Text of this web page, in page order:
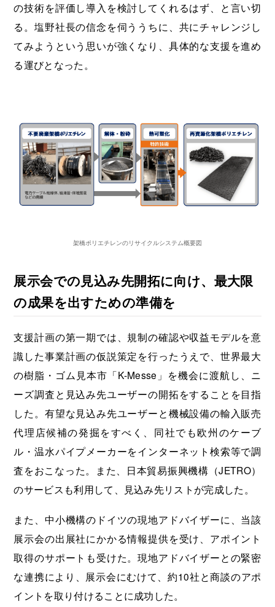
の技術を評価し導入を検討してくれるはず、と言い切
る。塩野社長の信念を伺ううちに、共にチャレンジし
てみようという思いが強くなり、具体的な支援を進め
る運びとなった。
架橋ポリエチレンのリサイクルシステム概要図
展示会での見込み先開拓に向け、最大限
の成果を出すための準備を
支援計画の第一期では、規制の確認や収益モデルを意
識した事業計画の仮説策定を行ったうえで、世界最大
の樹脂・ゴム見本市「K-Messe」を機会に渡航し、ニ
ーズ調査と見込み先ユーザーの開拓をすることを目指
した。有望な見込み先ユーザーと機械設備の輸入販売
代理店候補の発掘をすべく、同社でも欧州のケーブ
ル・温水パイプメーカーをインターネット検索等で調
査をおこなった。また、日本貿易振興機構（JETRO）
のサービスも利用して、見込み先リストが完成した。
また、中小機構のドイツの現地アドバイザーに、当該
展示会の出展社にかかる情報提供を受け、アポイント
取得のサポートも受けた。現地アドバイザーとの緊密
な連携により、展示会にむけて、約10社と商談のアポ
イントを取り付けることに成功した。